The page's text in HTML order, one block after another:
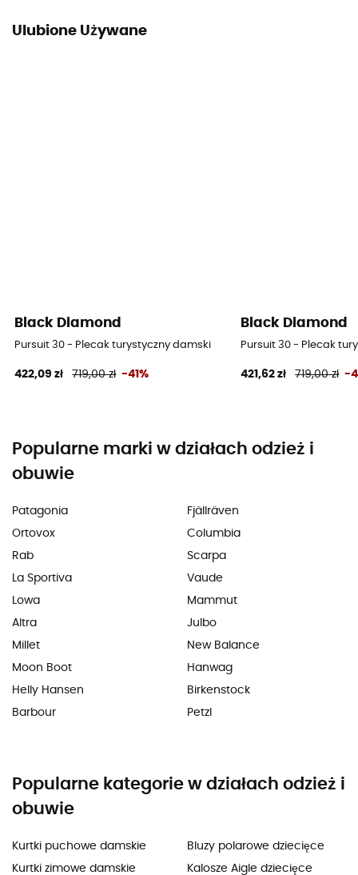
Ulubione Używane
Black Diamond
Pursuit 30 - Plecak turystyczny damski
422,09 zł 719,00 zł -41%
Black Diamond
Pursuit 30 - Plecak
421,62 zł 719,00 zł -
Popularne marki w działach odzież i
obuwie
Patagonia
Ortovox
Rab
La Sportiva
Lowa
Altra
Millet
Moon Boot
Helly Hansen
Barbour
Fjällräven
Columbia
Scarpa
Vaude
Mammut
Julbo
New Balance
Hanwag
Birkenstock
Petzl
Popularne kategorie w działach odzież i
obuwie
Kurtki puchowe damskie
Kurtki zimowe damskie
Bluzy polarowe dziecięce
Kalosze Aigle dziecięce